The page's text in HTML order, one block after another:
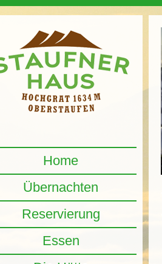
Home
Übernachten
Reservierung
Essen